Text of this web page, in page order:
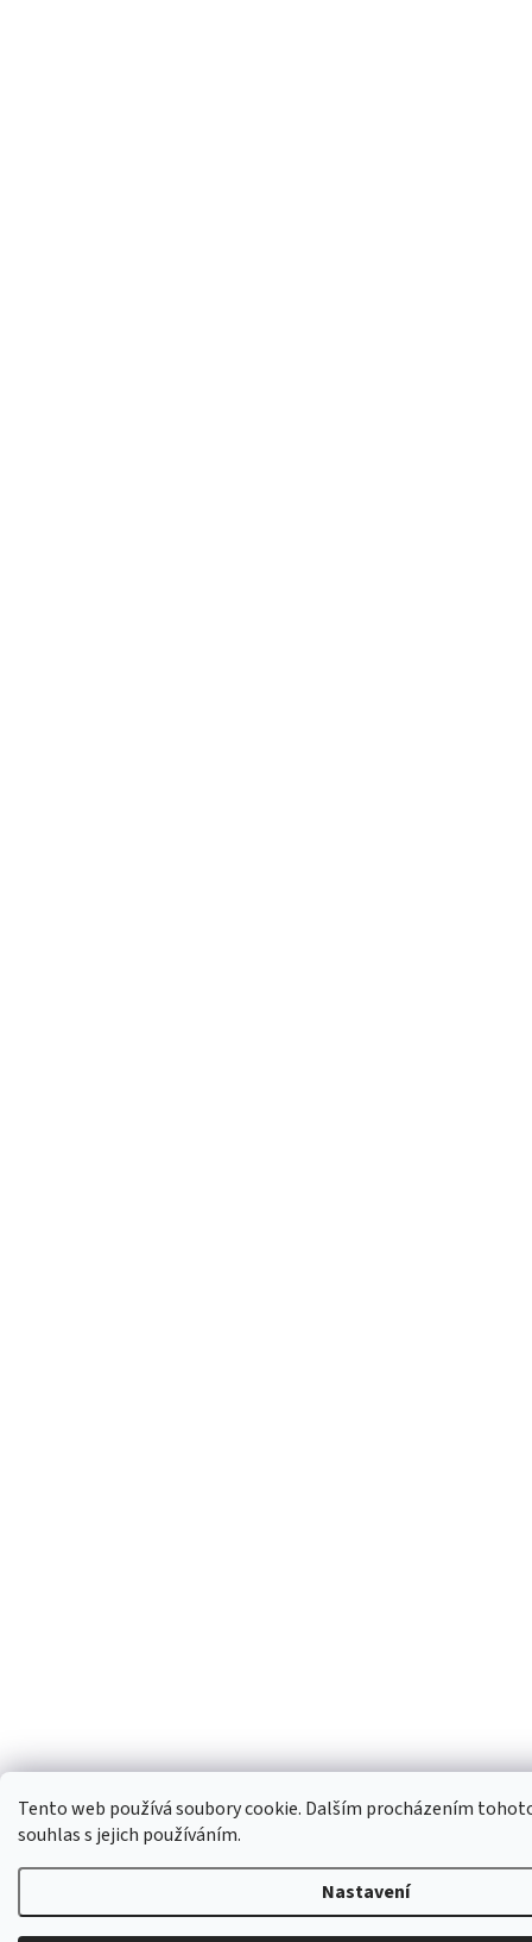
Tento web používá soubory cookie. Dalším procházením
souhlas s jejich používáním.
Nastavení